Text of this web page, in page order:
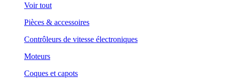
Voir tout
Pièces & accessoires
Contrôleurs de vitesse électroniques
Moteurs
Coques et capots